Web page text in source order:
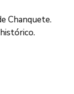
Chanquete.